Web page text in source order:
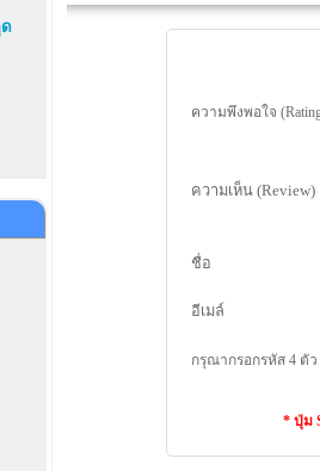
ด
ความพึงพอใจ
ความเห็น (Review)
ชื่อ
อีเมล์
กรุณากรอกรหัส 4 ตัว
* ปุ่ม